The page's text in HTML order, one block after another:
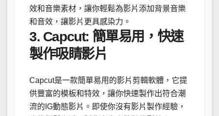
效和音樂素材，讓你輕鬆為影片添加背景音樂
和音效，讓影片更具感染力。
3. Capcut: 簡單易用，快速
製作吸睛影片
Capcut是一款簡單易用的影片剪輯軟體，它提
供豐富的模板和特效，讓你快速製作出符合潮
流的IG動態影片。即使你沒有影片製作經驗，